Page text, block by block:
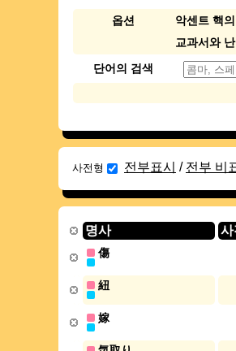
옵션
악센트 핵
교과서와
단어의 검색
사전형 전부표시 / 전부 비
명사 사
傷
紐
嫁